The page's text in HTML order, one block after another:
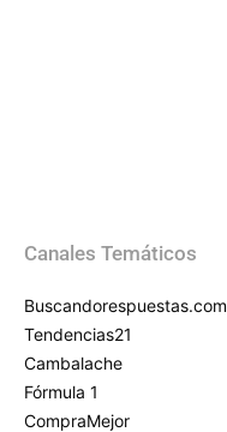
Canales Temáticos
Buscandorespuestas.com
Tendencias21
Cambalache
Fórmula 1
CompraMejor